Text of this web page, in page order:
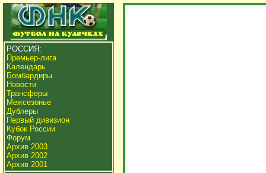
РОССИЯ:
Премьер-лига
Календарь
Бомбардиры
Новости
Трансферы
Межсезонье
Дублеры
Первый дивизион
Кубок России
Форум
Архив 2003
Архив 2002
Архив 2001